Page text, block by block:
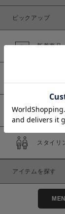
価格
通常
ピックアップ
新着商品
予約商品
スタイリ
アイテムを探す